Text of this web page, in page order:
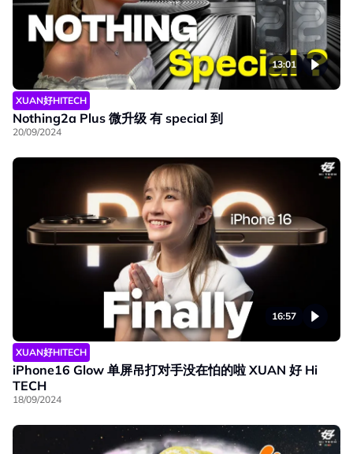
13:01
XUAN好HITECH
Nothing2a Plus 微升级 有 special 到
20/09/2024
16:57
XUAN好HITECH
iPhone16 Glow 单屏吊打对手没在怕的啦 XUAN 好 Hi
TECH
18/09/2024